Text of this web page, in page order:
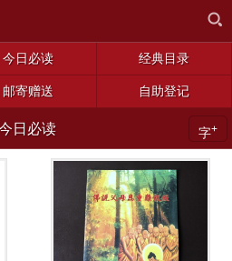
今日必读 经典目录
邮寄赠送 自助登记
日必读 字+